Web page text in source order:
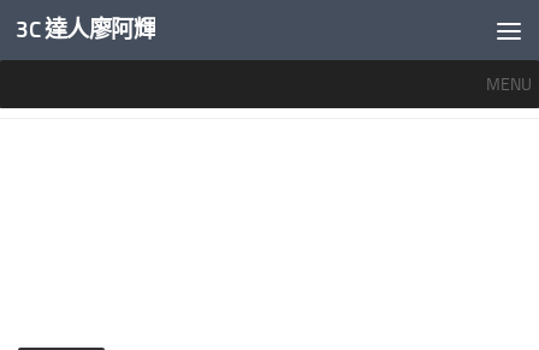
內文下方
3C 達人廖阿輝
MENU